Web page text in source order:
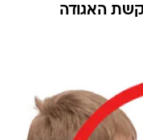
האגודה